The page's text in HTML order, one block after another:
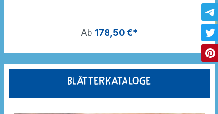
Ab 178,50 €*
Blätterkataloge